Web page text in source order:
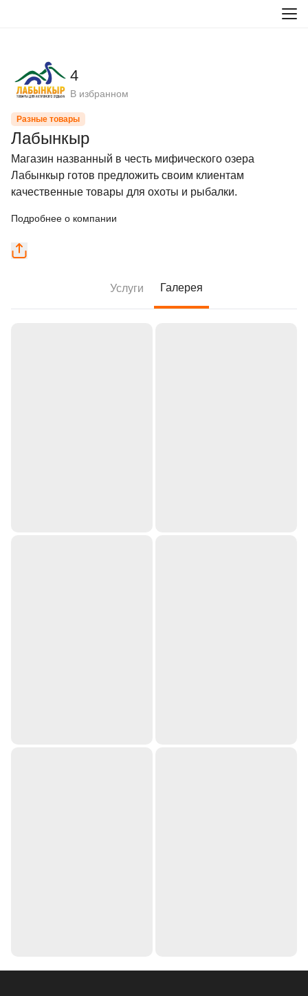
4
В избранном
Разные товары
Лабынкыр
Магазин названный в честь мифического озера
Лабынкыр готов предложить своим клиентам
качественные товары для охоты и рыбалки.
Подробнее о компании
Услуги Галерея